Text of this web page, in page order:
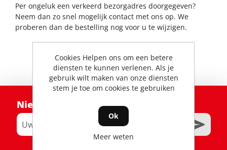
Per ongeluk een verkeerd bezorgadres doorgegeven?
Neem dan zo snel mogelijk contact met ons op. We
proberen dan de bestelling nog voor u te wijzigen.
Nieuwsbrief
Cookies Helpen ons om een betere
diensten te kunnen verlenen. Als je
gebruik wilt maken van onze diensten
stem je toe om cookies te gebruiken
Ok
Meer weten